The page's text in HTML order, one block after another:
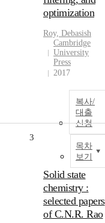
optimization
Roy, Debasish
Cambridge
University
Press
2017
복사/
대출
신청
목차
보기
3
Solid state
chemistry :
selected papers
of C.N.R. Rao